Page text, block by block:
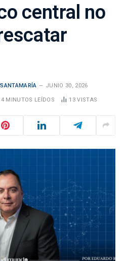
central no
JUNIO 30, 2026
4 MINUTOS LEÍDOS 13VISTAS